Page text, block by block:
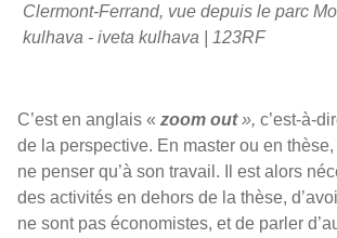
Clermont-Ferrand, vue depuis le parc
Clermont-Ferrand, vue depuis le parc
kulhava - iveta kulhava | 123RF
C’est en anglais « zoom out», c’est-à-
de la perspective. En master ou en
ne penser qu’à son travail. Il est alors
des activités en dehors de la thèse,
ne sont pas économistes, et de parler